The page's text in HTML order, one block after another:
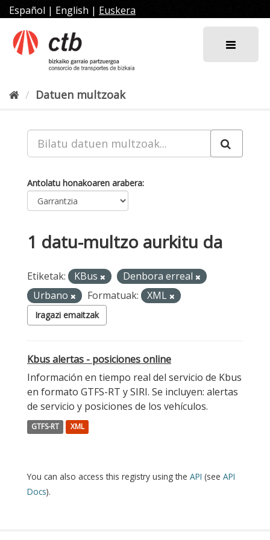
Joan
edukira
Español | English | Euskera
Datuen multzoak
Antolatu honakoaren arabera
1 datu-multzo aurkitu da
Etiketak: KBus
Denbora erreal
Urbano
Formatuak: XML
Iragazi emaitzak
Kbus alertas - posiciones online
Información en tiempo real del servicio de Kbus
en formato GTFS-RT y SIRI. Se incluyen: alertas
de servicio y posiciones de los vehículos.
GTFS-RT XML
You can also access this registry using the API (see API
Docs).